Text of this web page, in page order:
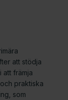
att stödja
att främja
praktiska
som